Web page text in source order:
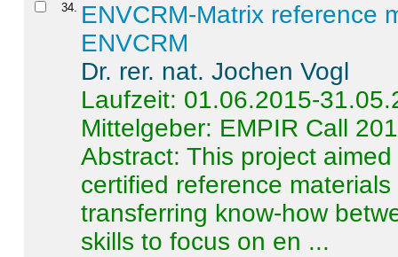
34. ENVCRM-Matrix reference
ENVCRM
Dr. rer. nat. Jochen Vogl
Laufzeit: 01.06.2015-
Mittelgeber: EMPIR Call
Abstract:This project
certified reference
transferring know-how
skills to focus on en ...